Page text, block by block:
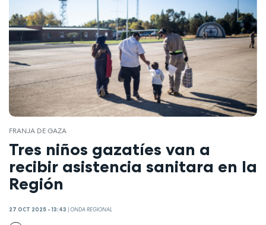
FRANJA DE GAZA
Tres niños gazatíes van a
recibir asistencia sanitara en la
Región
27 OCT 2025 - 13:43 ONDA REGIONAL